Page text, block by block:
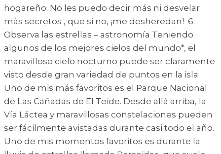
hogareño. No les puedo decir más ni desvelar
más secretos , que si no, ¡me desheredan! 6.
Observa las estrellas – astronomía Teniendo
algunos de los mejores cielos del mundo*, el
maravilloso cielo nocturno puede ser claramente
visto desde gran variedad de puntos en la isla.
Uno de mis más favoritos es el Parque Nacional
de Las Cañadas de El Teide. Desde allá arriba, la
Vía Láctea y maravillosas constelaciones pueden
ser fácilmente avistadas durante casi todo el año.
Uno de mis momentos favoritos es durante la